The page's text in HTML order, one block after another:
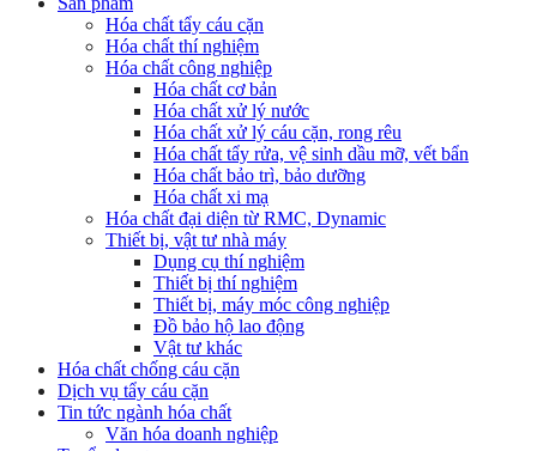
Hóa chất tẩy cáu cặn
Hóa chất thí nghiệm
Hóa chất công nghiệp
Hóa chất cơ bản
Hóa chất xử lý nước
Hóa chất xử lý cáu cặn, rong rêu
Hóa chất tẩy rửa, vệ sinh dầu mỡ, vết bẩn
Hóa chất bảo trì, bảo dưỡng
Hóa chất xi mạ
Hóa chất đại diện từ RMC, Dynamic
Thiết bị, vật tư nhà máy
Dụng cụ thí nghiệm
Thiết bị thí nghiệm
Thiết bị, máy móc công nghiệp
Đồ bảo hộ lao động
Vật tư khác
Hóa chất chống cáu cặn
Dịch vụ tẩy cáu cặn
Tin tức ngành hóa chất
Văn hóa doanh nghiệp